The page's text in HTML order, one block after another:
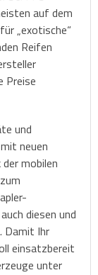
auf dem
„exotische“
Reifen
Preise
und
neuen
mobilen
diesen und
Damit Ihr
einsatzbereit
unter